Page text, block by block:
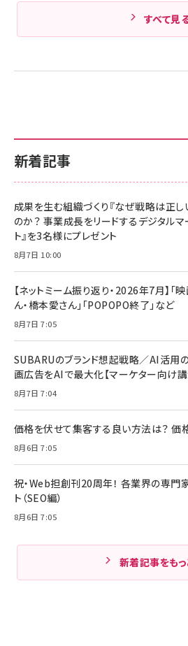
新着記事
成果を生む組織づくり『なぜ戦略は正
のか？ 事業成長をリードするデジタルマ
ト』を3名様にプレゼント
8月7日 10:00
【ネットミーム振り返り・2026年7月】「
ん・橋本愛さん」「POPOPO終了」など
8月7日 7:05
SUBARUのブランド想起戦略／AI活用の
画広告をAIで最大化【マーケター向け講
8月7日 7:04
価格を伏せて集客する良い方法は？ 価
8月6日 7:05
祝・Web担創刊20周年！ 各業界の専門
ト（SEO編）
8月6日 7:05
新着記事をも
すべて見